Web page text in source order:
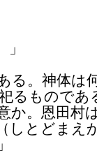
る。神体は
るものであ
か。恩田村
しとどまえ